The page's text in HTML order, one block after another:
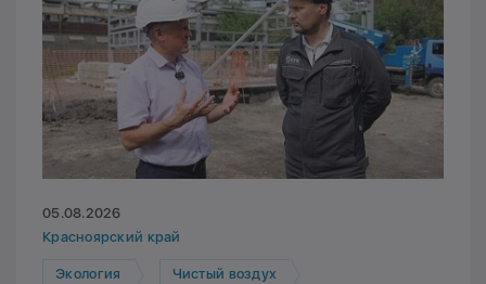
05.08.2026
Красноярский край
Экология Чистый воздух